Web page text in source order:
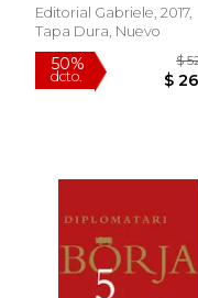
Editorial Gabriele, 2017,
Tapa Dura, Nuevo